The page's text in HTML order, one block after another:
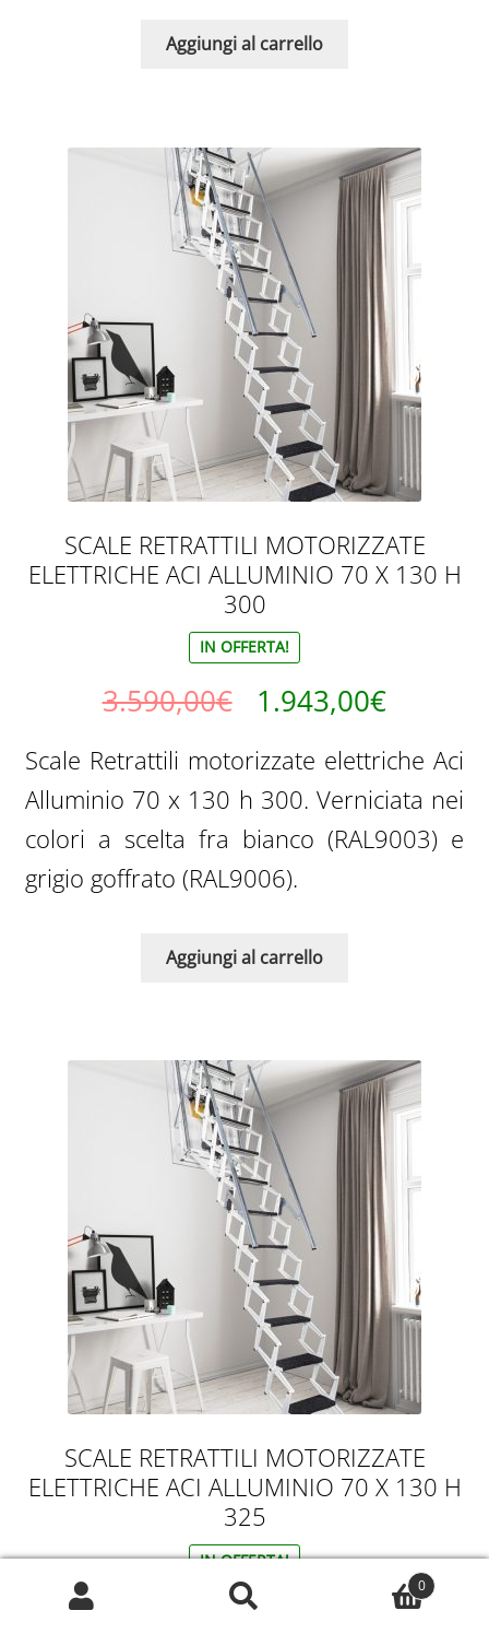
Aggiungi al carrello
SCALE RETRATTILI MOTORIZZATE
ELETTRICHE ACI ALLUMINIO 70 X 130 H
300
IN OFFERTA!
3.590,00€
prezzo
originale
era:
3.590,00€.
1.943,00€Il
prezzo
attuale
è:
Scale Retrattili motorizzate elettriche Aci
Alluminio 70 x 130 h 300. Verniciata nei
colori a scelta fra bianco (RAL9003) e
grigio goffrato (RAL9006).
Aggiungi al carrello
SCALE RETRATTILI MOTORIZZATE
ELETTRICHE ACI ALLUMINIO 70 X 130 H
325
IN OFFERTA!
Il1.943,00 Il
0